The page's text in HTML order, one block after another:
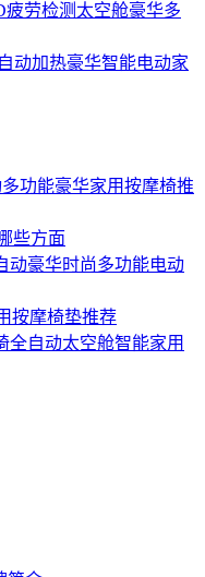
疲劳检测太空舱豪华多
动加热豪华智能电动家
功能豪华家用按摩椅推
些方面
动豪华时尚多功能电动
按摩椅垫推荐
全自动太空舱智能家用